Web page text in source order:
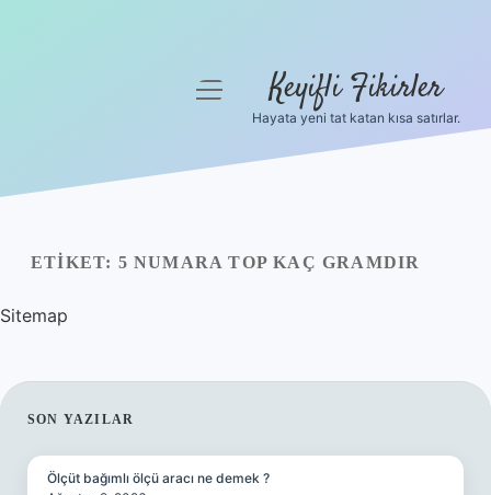
Yasal Uyarı
Hakkımızda
menüyü
Keyifli Fikirler
Hayata yeni tat katan kısa satırlar.
ETIKET: 5 NUMARA TOP KAÇ GRAMDIR
Sitemap
SIDEBAR
SON YAZILAR
Ölçüt bağımlı ölçü aracı ne demek ?